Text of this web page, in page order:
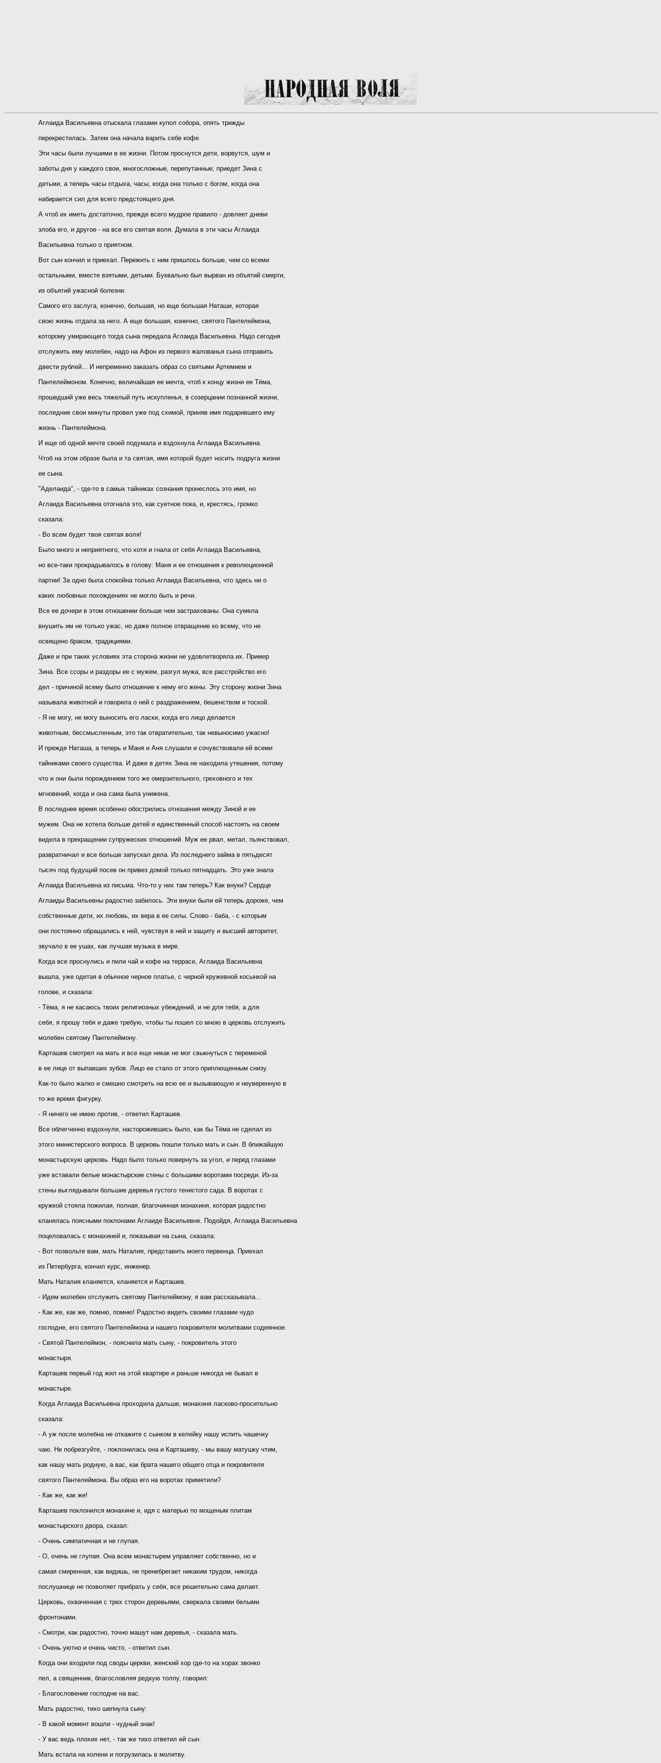
Аглаида Васильевна отыскала глазами купол собора, опять трижды
перекрестилась. Затем она начала варить себе кофе.
Эти часы были лучшими в ее жизни. Потом проснутся дети, ворвутся, шум и
заботы дня у каждого свои, многосложные, перепутанные; приедет Зина с
детьми, а теперь часы отдыха, часы, когда она только с богом, когда она
набирается сил для всего предстоящего дня.
А чтоб их иметь достаточно, прежде всего мудрое правило - довлеет дневи
злоба его, и другое - на все его святая воля. Думала в эти часы Аглаида
Васильевна только о приятном.
Вот сын кончил и приехал. Пережить с ним пришлось больше, чем со всеми
остальными, вместе взятыми, детьми. Буквально был вырван из объятий смерти,
из объятий ужасной болезни.
Самого его заслуга, конечно, большая, но еще большая Наташи, которая
свою жизнь отдала за него. А еще большая, конечно, святого Пантелеймона,
которому умирающего тогда сына передала Аглаида Васильевна. Надо сегодня
отслужить ему молебен, надо на Афон из первого жалованья сына отправить
двести рублей... И непременно заказать образ со святыми Артемием и
Пантелеймоном. Конечно, величайшая ее мечта, чтоб к концу жизни ее Тёма,
прошедший уже весь тяжелый путь искупленья, в созерцании познанной жизни,
последние свои минуты провел уже под схимой, приняв имя подарившего ему
жизнь - Пантелеймона.
И еще об одной мечте своей подумала и вздохнула Аглаида Васильевна.
Чтоб на этом образе была и та святая, имя которой будет носить подруга жизни
ее сына.
"Аделаида", - где-то в самых тайниках сознания пронеслось это имя, но
Аглаида Васильевна отогнала это, как суетное пока, и, крестясь, громко
сказала:
- Во всем будет твоя святая воля!
Было много и неприятного, что хотя и гнала от себя Аглаида Васильевна,
но все-таки прокрадывалось в голову: Маня и ее отношения к революционной
партии! За одно была спокойна только Аглаида Васильевна, что здесь ни о
каких любовных похождениях не могло быть и речи.
Все ее дочери в этом отношении больше чем застрахованы. Она сумела
внушить им не только ужас, но даже полное отвращение ко всему, что не
освящено браком, традициями.
Даже и при таких условиях эта сторона жизни не удовлетворяла их. Пример
Зина. Все ссоры и раздоры ее с мужем, разгул мужа, все расстройство его
дел - причиной всему было отношение к нему его жены. Эту сторону жизни Зина
называла животной и говорила о ней с раздражением, бешенством и тоской.
- Я не могу, не могу выносить его ласки, когда его лицо делается
животным, бессмысленным, это так отвратительно, так невыносимо ужасно!
И прежде Наташа, а теперь и Маня и Аня слушали и сочувствовали ей всеми
тайниками своего существа. И даже в детях Зина не находила утешения, потому
что и они были порождением того же омерзительного, греховного и тех
мгновений, когда и она сама была унижена.
В последнее время особенно обострились отношения между Зиной и ее
мужем. Она не хотела больше детей и единственный способ настоять на своем
видела в прекращении супружеских отношений. Муж ее рвал, метал, пьянствовал,
развратничал и все больше запускал дела. Из последнего займа в пятьдесят
тысяч под будущий посев он привез домой только пятнадцать. Это уже знала
Аглаида Васильевна из письма. Что-то у них там теперь? Как внуки? Сердце
Аглаиды Васильевны радостно забилось. Эти внуки были ей теперь дороже, чем
собственные дети, их любовь, их вера в ее силы. Слово - баба, - с которым
они постоянно обращались к ней, чувствуя в ней и защиту и высший авторитет,
звучало в ее ушах, как лучшая музыка в мире.
Когда все проснулись и пили чай и кофе на террасе, Аглаида Васильевна
вышла, уже одетая в обычное черное платье, с черной кружевной косынкой на
голове, и сказала:
- Тёма, я не касаюсь твоих религиозных убеждений, и не для тебя, а для
себя, я прошу тебя и даже требую, чтобы ты пошел со мною в церковь отслужить
молебен святому Пантелеймону.
Карташев смотрел на мать и все еще никак не мог свыкнуться с переменой
в ее лице от выпавших зубов. Лицо ее стало от этого приплющенным снизу.
Как-то было жалко и смешно смотреть на всю ее и вызывающую и неуверенную в
то же время фигурку.
- Я ничего не имею против, - ответил Карташев.
Все облегченно вздохнули, насторожившись было, как бы Тёма не сделал из
этого министерского вопроса. В церковь пошли только мать и сын. В ближайшую
монастырскую церковь. Надо было только повернуть за угол, и перед глазами
уже вставали белые монастырские стены с большими воротами посреди. Из-за
стены выглядывали большие деревья густого тенистого сада. В воротах с
кружкой стояла пожилая, полная, благочинная монахиня, которая радостно
кланялась поясными поклонами Аглаиде Васильевне. Подойдя, Аглаида Васильевна
поцеловалась с монахиней и, показывая на сына, сказала:
- Вот позвольте вам, мать Наталия, представить моего первенца. Приехал
из Петербурга, кончил курс, инженер.
Мать Наталия кланяется, кланяется и Карташев.
- Идем молебен отслужить святому Пантелеймону, я вам рассказывала...
- Как же, как же, помню, помню! Радостно видеть своими глазами чудо
господне, его святого Пантелеймона и нашего покровителя молитвами содеянное.
- Святой Пантелеймон, - пояснила мать сыну, - покровитель этого
монастыря.
Карташев первый год жил на этой квартире и раньше никогда не бывал в
монастыре.
Когда Аглаида Васильевна проходила дальше, монахиня ласково-просительно
сказала:
- А уж после молебна не откажите с сынком в келейку нашу испить чашечку
чаю. Не побрезгуйте, - поклонилась она и Карташеву, - мы вашу матушку чтим,
как нашу мать родную, а вас, как брата нашего общего отца и покровителя
святого Пантелеймона. Вы образ его на воротах приметили?
- Как же, как же!
Карташев поклонился монахине и, идя с матерью по мощеным плитам
монастырского двора, сказал:
- Очень симпатичная и не глупая.
- О, очень не глупая. Она всем монастырем управляет собственно, но и
самая смиренная, как видишь, не пренебрегает никаким трудом, никогда
послушнице не позволяет прибрать у себя, все решительно сама делает.
Церковь, охваченная с трех сторон деревьями, сверкала своими белыми
фронтонами.
- Смотри, как радостно, точно машут нам деревья, - сказала мать.
- Очень уютно и очень чисто, - ответил сын.
Когда они входили под своды церкви, женский хор где-то на хорах звонко
пел, а священник, благословляя редкую толпу, говорил:
- Благословение господне на вас.
Мать радостно, тихо шепнула сыну:
- В какой момент вошли - чудный знак!
- У вас ведь плохих нет, - так же тихо ответил ей сын.
Мать встала на колени и погрузилась в молитву.